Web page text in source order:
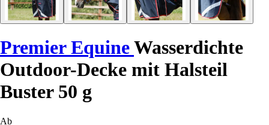
Premier EquineWasserdichte
Outdoor-Decke mit Halsteil
Buster 50 g
Ab